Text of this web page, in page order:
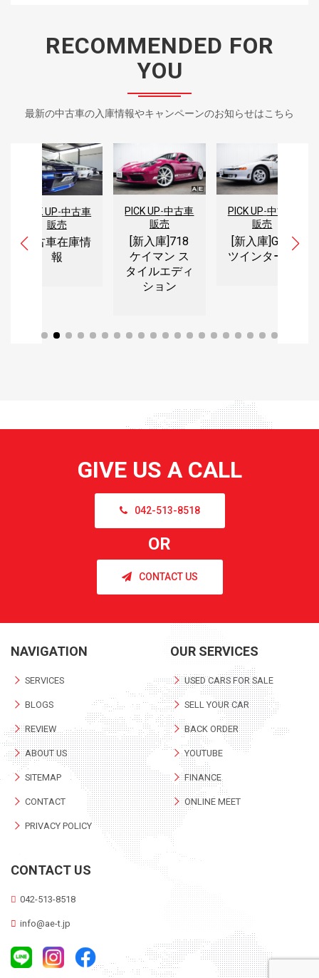
RECOMMENDED FOR
YOU
最新の中古車の入庫情報やキャンペーンのお知らせはこちら
PICK UP-中古車
販売
中古車在庫情
報
PICK UP-中古車
販売
[新入庫]718
ケイマン ス
タイルエディ
ション
PICK UP-中古車
販売
[新入庫]GTO
ツインターボ
GIVE US A CALL
042-513-8518
OR
CONTACT US
NAVIGATION
SERVICES
BLOGS
REVIEW
ABOUT US
SITEMAP
CONTACT
PRIVACY POLICY
OUR SERVICES
USED CARS FOR SALE
SELL YOUR CAR
BACK ORDER
YOUTUBE
FINANCE
ONLINE MEET
CONTACT US
042-513-8518
info@ae-t.jp